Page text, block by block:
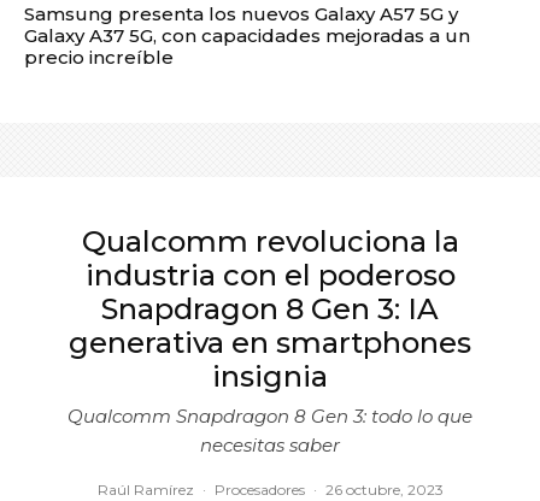
Samsung presenta los nuevos Galaxy A57 5G y
Galaxy A37 5G, con capacidades mejoradas a un
precio increíble
Qualcomm revoluciona la
industria con el poderoso
Snapdragon 8 Gen 3: IA
generativa en smartphones
insignia
Qualcomm Snapdragon 8 Gen 3: todo lo que
necesitas saber
Raúl Ramírez · Procesadores · 26 octubre, 2023